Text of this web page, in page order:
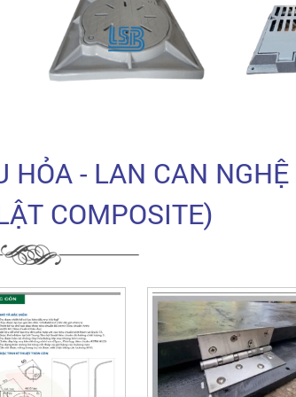
- LAN CAN NGHỆ
COMPOSITE)